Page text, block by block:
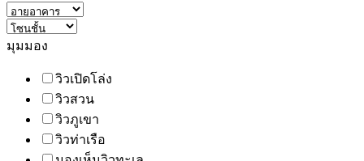
มุมมอง
วิวเปิดโล่ง
วิวสวน
วิวภูเขา
วิวท่าเรือ